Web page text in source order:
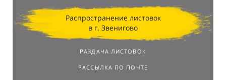
Распространение листовок
в г. Звенигово
РАЗДАЧА ЛИСТОВОК
РАССЫЛКА ПО ПОЧТЕ